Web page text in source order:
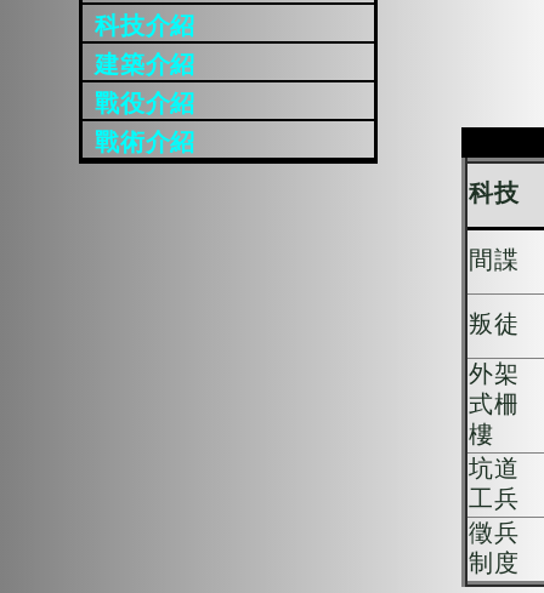
科技介紹
建築介紹
戰役介紹
戰術介紹
科技
間諜
叛徒
外架
式柵
樓
坑道
工兵
徵兵
制度